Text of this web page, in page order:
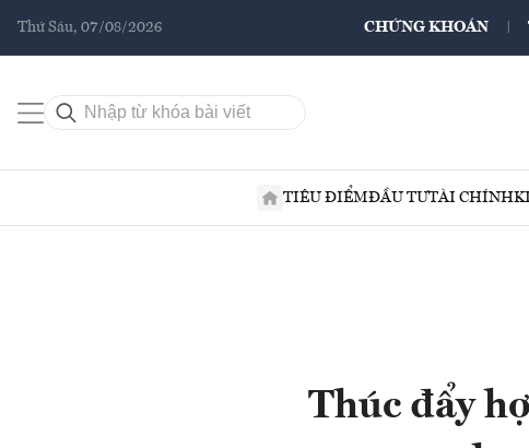
Thứ Sáu, 07/08/2026 CHỨNG KHOÁN
TIÊU ĐIỂMĐẦU TƯTÀI CHÍNH
Thúc đẩy